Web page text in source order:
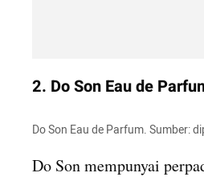
2. Do Son Eau de
Do Son Eau de Parfum. Sumber:
Do Son mempunyai